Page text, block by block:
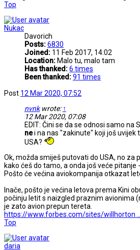
Top
Nukac
Davorich
Posts:6830
Joined: 11 Feb 2017, 14:02
Location: Malo tu, malo tam
Has thanked:6 times
Been thanked:91 times
Post 12 Mar 2020, 07:52
nvnkwrote: ↑
12 Mar 2020, 07:08
EDIT: Čini se da se odnosi samo na
nei na nas "zakinute" koji još uvijek
USA?
Ok, možda smiješ putovati do USA, no za
kako ćeš do tamo, a onda još veće pitanje
Pošto će većina aviokompanija otkazat
Inače, pošto je većina letova prema Kini
počinju letit s naizgled praznim avionima
je zato avion prepun tereta.
https://www.forbes.com/sites/willhorton
Top
daria